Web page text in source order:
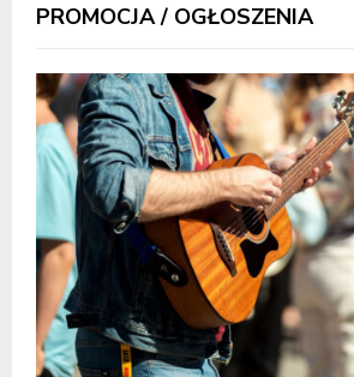
PROMOCJA / OGŁOSZENIA